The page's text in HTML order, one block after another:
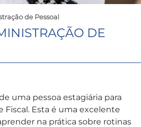
de Pessoal
DE
uma pessoa estagiária para
Fiscal. Esta é uma excelente
na prática sobre rotinas